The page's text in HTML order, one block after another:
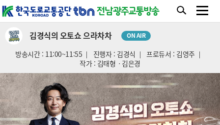
김경식의 오토쇼 으라차차 ON AIR
방송시간 : 11:00~11:55 진행자 : 김경식
프로듀서 : 김영주
작가 : 김태형ㆍ김은경